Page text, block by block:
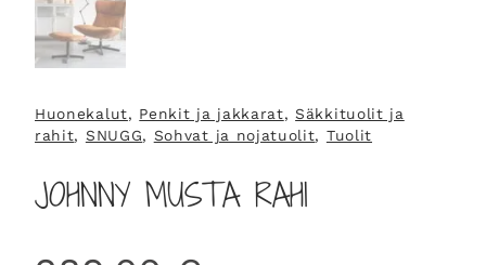
Huonekalut, Penkit ja jakkarat, Säkkituolit ja
rahit, SNUGG, Sohvat ja nojatuolit, Tuolit
JOHNNY MUSTA RAHI